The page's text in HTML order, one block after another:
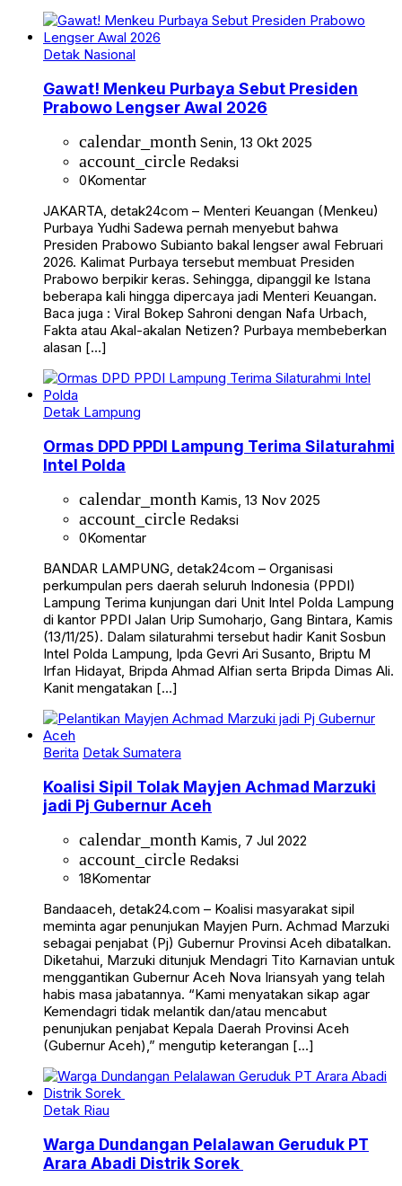
Detak Nasional
Gawat! Menkeu Purbaya Sebut Presiden
Prabowo Lengser Awal 2026
calendar_month Senin, 13 Okt 2025
account_circle Redaksi
0Komentar
JAKARTA, detak24com – Menteri Keuangan (Menkeu)
Purbaya Yudhi Sadewa pernah menyebut bahwa
Presiden Prabowo Subianto bakal lengser awal Februari
2026. Kalimat Purbaya tersebut membuat Presiden
Prabowo berpikir keras. Sehingga, dipanggil ke Istana
beberapa kali hingga dipercaya jadi Menteri Keuangan.
Baca juga : Viral Bokep Sahroni dengan Nafa Urbach,
Fakta atau Akal-akalan Netizen? Purbaya membeberkan
alasan […]
Detak Lampung
Ormas DPD PPDI Lampung Terima Silaturahmi
Intel Polda
calendar_month Kamis, 13 Nov 2025
account_circle Redaksi
0Komentar
BANDAR LAMPUNG, detak24com – Organisasi
perkumpulan pers daerah seluruh Indonesia (PPDI)
Lampung Terima kunjungan dari Unit Intel Polda Lampung
di kantor PPDI Jalan Urip Sumoharjo, Gang Bintara, Kamis
(13/11/25). Dalam silaturahmi tersebut hadir Kanit Sosbun
Intel Polda Lampung, Ipda Gevri Ari Susanto, Briptu M
Irfan Hidayat, Bripda Ahmad Alfian serta ⁠Bripda Dimas Ali.
Kanit mengatakan […]
Berita Detak Sumatera
Koalisi Sipil Tolak Mayjen Achmad Marzuki
jadi Pj Gubernur Aceh
calendar_month Kamis, 7 Jul 2022
account_circle Redaksi
18Komentar
Bandaaceh, detak24.com – Koalisi masyarakat sipil
meminta agar penunjukan Mayjen Purn. Achmad Marzuki
sebagai penjabat (Pj) Gubernur Provinsi Aceh dibatalkan.
Diketahui, Marzuki ditunjuk Mendagri Tito Karnavian untuk
menggantikan Gubernur Aceh Nova Iriansyah yang telah
habis masa jabatannya. “Kami menyatakan sikap agar
Kemendagri tidak melantik dan/atau mencabut
penunjukan penjabat Kepala Daerah Provinsi Aceh
(Gubernur Aceh),” mengutip keterangan […]
Detak Riau
Warga Dundangan Pelalawan Geruduk PT
Arara Abadi Distrik Sorek